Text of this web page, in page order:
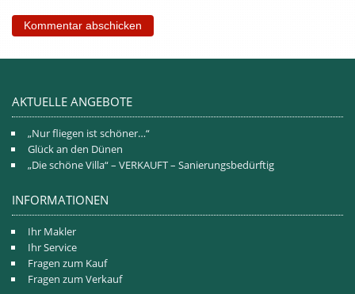
AKTUELLE ANGEBOTE
„Nur fliegen ist schöner…“
Glück an den Dünen
„Die schöne Villa“ – VERKAUFT – Sanierungsbedürftig
INFORMATIONEN
Ihr Makler
Ihr Service
Fragen zum Kauf
Fragen zum Verkauf